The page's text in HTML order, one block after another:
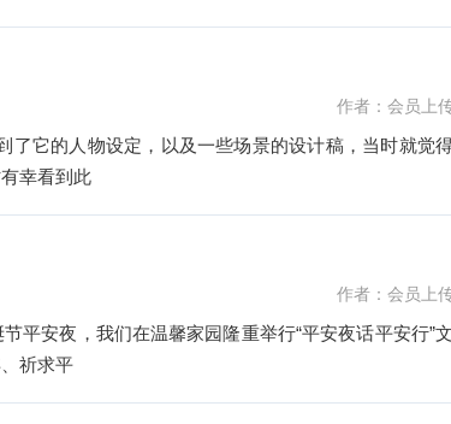
作者：会员上
了它的人物设定，以及一些场景的设计稿，当时就觉
幸看到此
作者：会员上
安夜，我们在温馨家园隆重举行“平安夜话平安行”文
祈求平